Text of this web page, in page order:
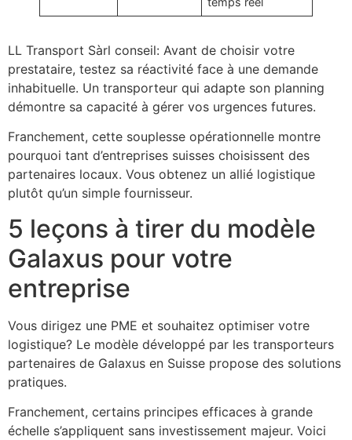
LL Transport Sàrl conseil: Avant de choisir votre
prestataire, testez sa réactivité face à une demande
inhabituelle. Un transporteur qui adapte son planning
démontre sa capacité à gérer vos urgences futures.
Franchement, cette souplesse opérationnelle montre
pourquoi tant d’entreprises suisses choisissent des
partenaires locaux. Vous obtenez un allié logistique
plutôt qu’un simple fournisseur.
5 leçons à tirer du modèle
Galaxus pour votre
entreprise
Vous dirigez une PME et souhaitez optimiser votre
logistique? Le modèle développé par les transporteurs
partenaires de Galaxus en Suisse propose des solutions
pratiques.
Franchement, certains principes efficaces à grande
échelle s’appliquent sans investissement majeur. Voici